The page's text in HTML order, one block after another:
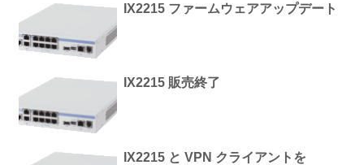
IX2215 ファームウェアアップデート
IX2215 販売終了
IX2215 と VPN クライアントを